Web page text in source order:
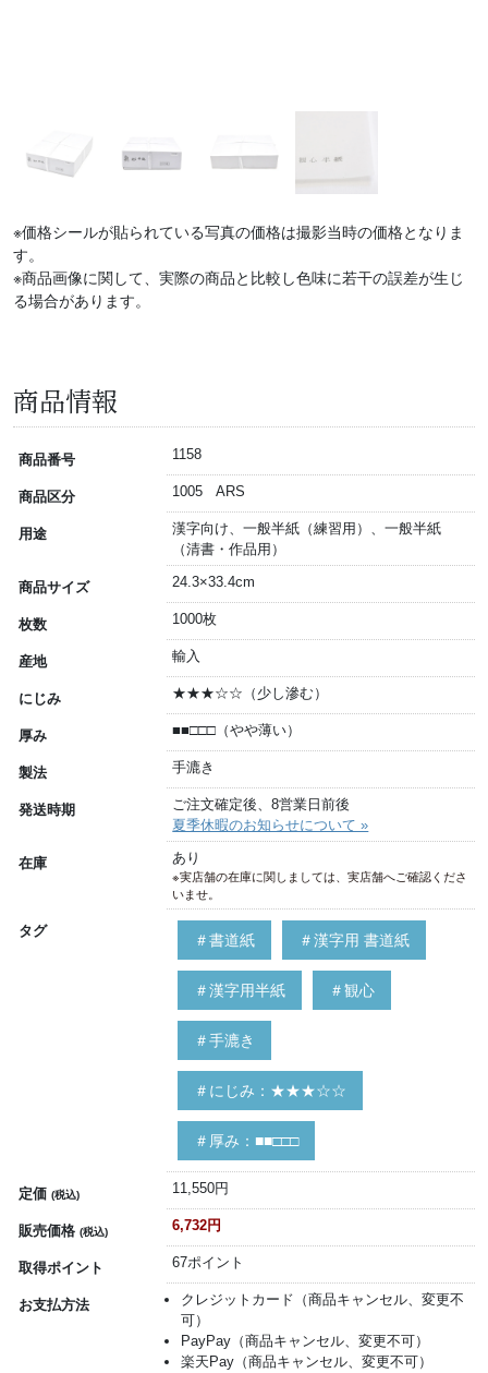
※価格シールが貼られている写真の価格は撮影当時の価格となりま
す。
※商品画像に関して、実際の商品と比較し色味に若干の誤差が生じ
る場合があります。
商品情報
商品番号 1158
商品区分 1005 ARS
用途
漢字向け、一般半紙（練習用）、一般半紙
（清書・作品用）
商品サイズ 24.3×33.4cm
枚数 1000枚
産地 輸入
にじみ ★★★☆☆（少し滲む）
厚み ■■□□□（やや薄い）
製法 手漉き
発送時期
ご注文確定後、8営業日前後
夏季休暇のお知らせについて »
在庫 あり
※実店舗の在庫に関しましては、実店舗へご確認くださ
いませ。
タグ
＃書道紙 ＃漢字用 書道紙
＃漢字用半紙 ＃観心
＃手漉き
＃にじみ：★★★☆☆
＃厚み：■■□□□
定価 (税込) 11,550円
販売価格 (税込) 6,732円
取得ポイント 67ポイント
お支払方法
クレジットカード（商品キャンセル、変更不
可）
PayPay（商品キャンセル、変更不可）
楽天Pay（商品キャンセル、変更不可）